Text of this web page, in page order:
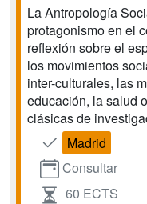
La Antropología
protagonismo en el
reflexión sobre el
los movimientos
inter-culturales, las
educación, la salud
clásicas de
Madrid
Consultar
60 ECTS